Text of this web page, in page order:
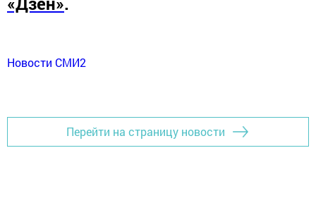
Новости СМИ2
Перейти на страницу новости